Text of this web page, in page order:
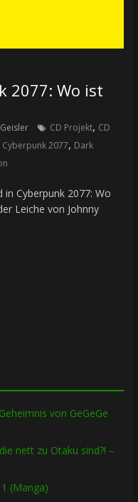
2077: Wo ist
CD Projekt, CD
Cyberpunk 2077, Dark
in Cyberpunk 2077: Wo
Leiche von Johnny
von GeGeGe
nett zu Otaku sind?! –
(Manga)